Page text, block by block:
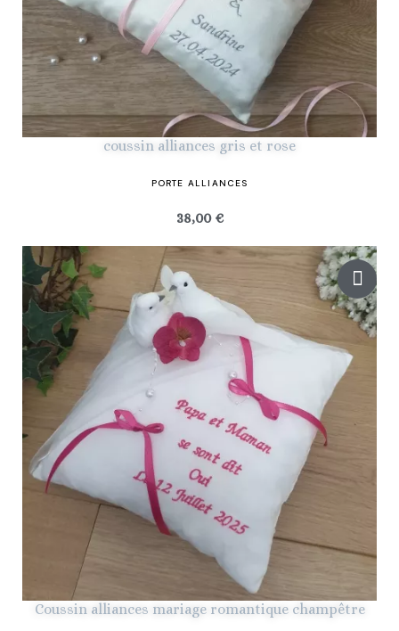
coussin alliances gris et rose
PORTE ALLIANCES
38,00 €
Coussin alliances mariage romantique champêtre